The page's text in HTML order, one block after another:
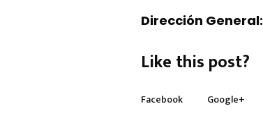
Dirección General:
Like this post?
Facebook Google+